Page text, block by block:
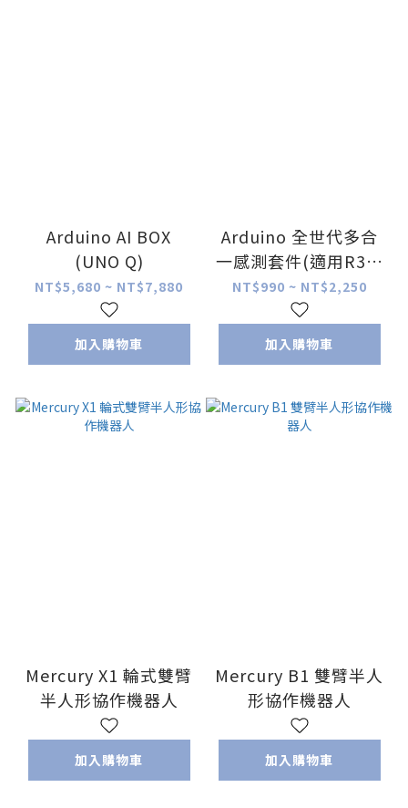
Arduino AI BOX
(UNO Q)
NT$5,680 ~ NT$7,880
加入購物車
Arduino 全世代多合
一感測套件(適用R3、
R4、UNO Q各世代)
NT$990 ~ NT$2,250
加入購物車
Mercury X1 輪式雙臂
半人形協作機器人
加入購物車
Mercury B1 雙臂半人
形協作機器人
加入購物車